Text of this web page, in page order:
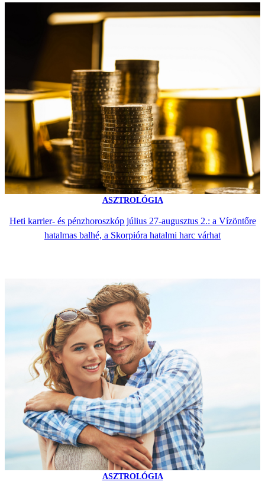
ASZTROLÓGIA
Heti karrier- és pénzhoroszkóp július 27-augusztus 2.: a Vízöntőre
hatalmas balhé, a Skorpióra hatalmi harc várhat
ASZTROLÓGIA